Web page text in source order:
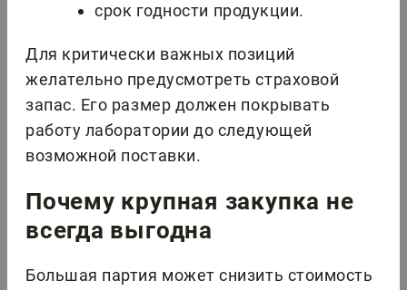
срок годности продукции.
Для критически важных позиций
желательно предусмотреть страховой
запас. Его размер должен покрывать
работу лаборатории до следующей
возможной поставки.
Почему крупная закупка не
всегда выгодна
Большая партия может снизить стоимость